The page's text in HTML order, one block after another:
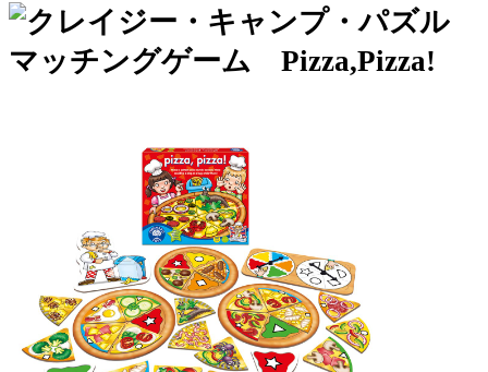
マッチングゲーム Pizza,Pizza!